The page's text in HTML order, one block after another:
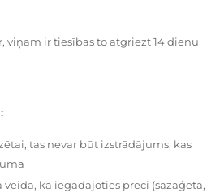
viņam ir tiesības to atgriezt 14 dienu
tas nevar būt izstrādājums, kas
veidā, kā iegādājoties preci (sazāģēta,